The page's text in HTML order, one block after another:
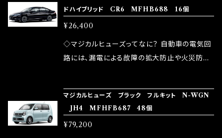
しかし、ヒューズには拭い去れない欠点があり
ます。 1.溶接回路であるため、配線と比較し抵抗
が大きい。 2.金属部分が露出している為、空気
中に漏電してしまう。 3.金属プレートが接触する
ズが、マジカルヒューズになります。 ◇マジカル
ヒューズの効果 マジカルヒューズは放電防止効
果・接触抵抗低減効果により、このような効果を
ドハイブリッド CR6 MFHB688 16個
¥26,400
◇マジカルヒューズってなに？ 自動車の電気回
路には、漏電による故障の拡大防止や火災防止
路として、各回路への電力供給を行っています。
しかし、ヒューズには拭い去れない欠点があり
ます。 1.溶接回路であるため、配線と比較し抵抗
マジカルヒューズ ブラック フルキット N-WGN
JH4 MFHFB687 48個
¥79,200